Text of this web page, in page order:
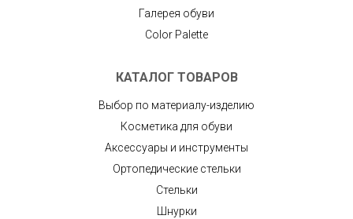
Галерея обуви
Color Palette
КАТАЛОГ ТОВАРОВ
Выбор по материалу-изделию
Косметика для обуви
Аксессуары и инструменты
Ортопедические стельки
Стельки
Шнурки